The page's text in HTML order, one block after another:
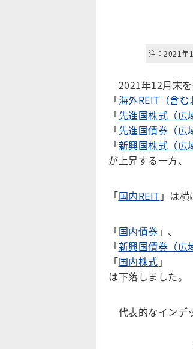
注：2021年
2021年12月末
「海外REIT（含
「先進国株式（広
「先進国債券（広
「新興国株式（広
が上昇する一方、
「国内REIT 」は横
「国内債券 」、
「新興国債券（広
「国内株式 」
は下落しました。
代表的なインデ